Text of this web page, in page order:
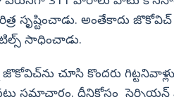
మన్యం
గోదావరి
నిజామాబాద్
కామారెడ్డి
రంగారెడ్డి
వికారాబాద్
చరిత్ర సృష్టించాడు. అంతేకాదు
సాధించాడు.
చూసి కొందరు